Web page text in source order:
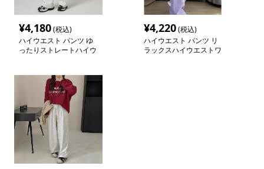
¥4,180(税込)
ハイウエスト パンツ ゆ
ったりストレートハイウ
¥4,220(税込)
ハイウエスト パンツ リ
ラックスハイウエストワ